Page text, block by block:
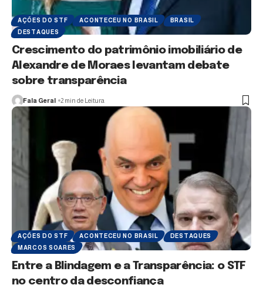
AÇÕES DO STF ACONTECEU NO BRASIL
BRASIL
DESTAQUES
Crescimento do patrimônio imobiliário de
Alexandre de Moraes levantam debate
sobre transparência
Fala Geral 2 min de Leitura
AÇÕES DO STF ACONTECEU NO BRASIL
DESTAQUES
MARCOS SOARES
Entre a Blindagem e a Transparência: o STF
no centro da desconfiança